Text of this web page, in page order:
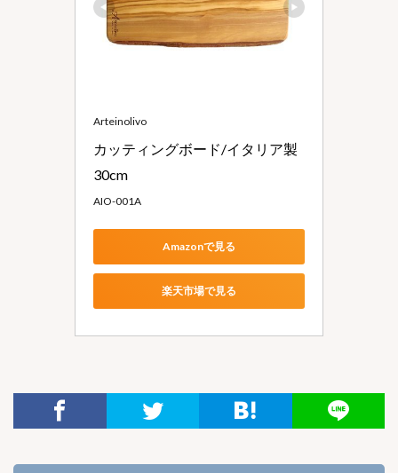
Arteinolivo
カッティングボード/イタリア製
30cm
AIO-001A
Amazonで見る
楽天市場で見る